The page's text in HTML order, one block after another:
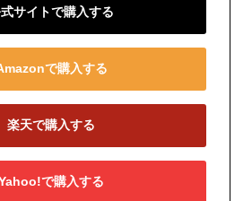
サイトで購入する
で購入する
楽天で購入する
で購入する